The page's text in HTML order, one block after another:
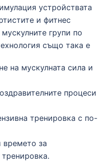
устройствата
и фитнес
групи по
също така е
на мускулната сила и
процеси
тренировка с по-
за